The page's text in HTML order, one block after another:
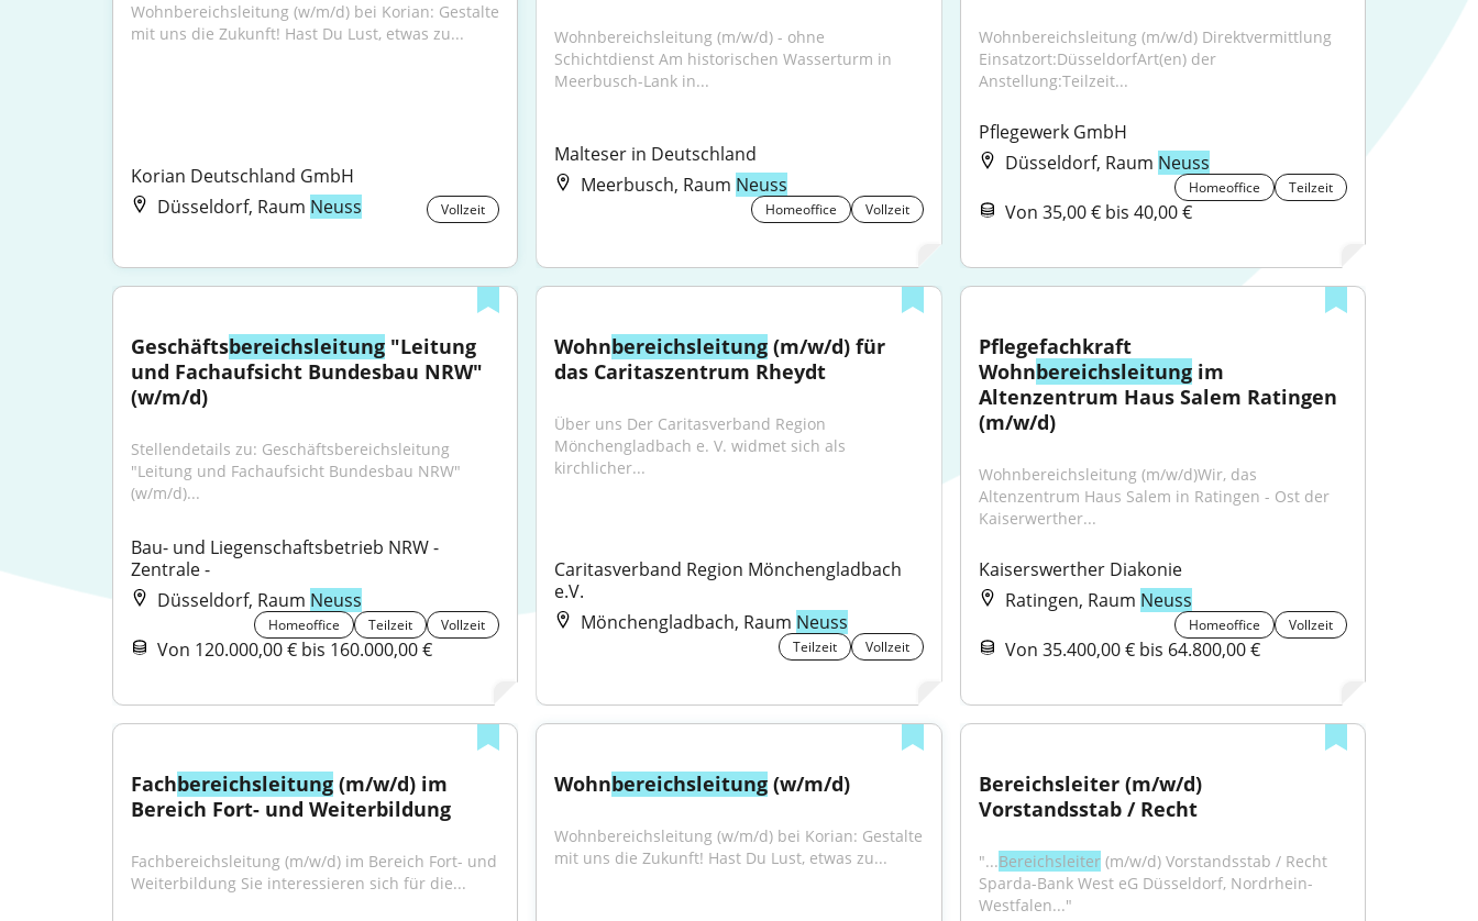
Wohnbereichsleitung (w/m/d) bei Korian: Gestalte
mit uns die Zukunft! Hast Du Lust, etwas zu...
Korian Deutschland GmbH
Düsseldorf, Raum Neuss Vollzeit
Wohnbereichsleitung (m/w/d) - ohne
Schichtdienst Am historischen Wasserturm in
Meerbusch-Lank in...
Malteser in Deutschland
Meerbusch, Raum Neuss
Homeoffice Vollzeit
Wohnbereichsleitung (m/w/d) Direktvermittlung
Einsatzort:DüsseldorfArt(en) der
Anstellung:Teilzeit...
Pflegewerk GmbH
Düsseldorf, Raum Neuss
Homeoffice Teilzeit
Von 35,00 € bis 40,00 €
Geschäftsbereichsleitung "Leitung
und Fachaufsicht Bundesbau NRW"
(w/m/d)
Stellendetails zu: Geschäftsbereichsleitung
"Leitung und Fachaufsicht Bundesbau NRW"
(w/m/d)...
Bau- und Liegenschaftsbetrieb NRW -
Zentrale -
Düsseldorf, Raum Neuss
Homeoffice Teilzeit Vollzeit
Von 120.000,00 € bis 160.000,00 €
Wohnbereichsleitung (m/w/d) für
das Caritaszentrum Rheydt
Über uns Der Caritasverband Region
Mönchengladbach e. V. widmet sich als
kirchlicher...
Caritasverband Region Mönchengladbach
e.V.
Mönchengladbach, Raum Neuss
Teilzeit Vollzeit
Pflegefachkraft
Wohnbereichsleitung im
Altenzentrum Haus Salem Ratingen
(m/w/d)
Wohnbereichsleitung (m/w/d)Wir, das
Altenzentrum Haus Salem in Ratingen - Ost der
Kaiserwerther...
Kaiserswerther Diakonie
Ratingen, Raum Neuss
Homeoffice Vollzeit
Von 35.400,00 € bis 64.800,00 €
Fachbereichsleitung (m/w/d) im
Bereich Fort- und Weiterbildung
Fachbereichsleitung (m/w/d) im Bereich Fort- und
Weiterbildung Sie interessieren sich für die...
Wohnbereichsleitung (w/m/d)
Wohnbereichsleitung (w/m/d) bei Korian: Gestalte
mit uns die Zukunft! Hast Du Lust, etwas zu...
Bereichsleiter (m/w/d)
Vorstandsstab / Recht
"...Bereichsleiter (m/w/d) Vorstandsstab / Recht
Sparda-Bank West eG Düsseldorf, Nordrhein-
Westfalen..."